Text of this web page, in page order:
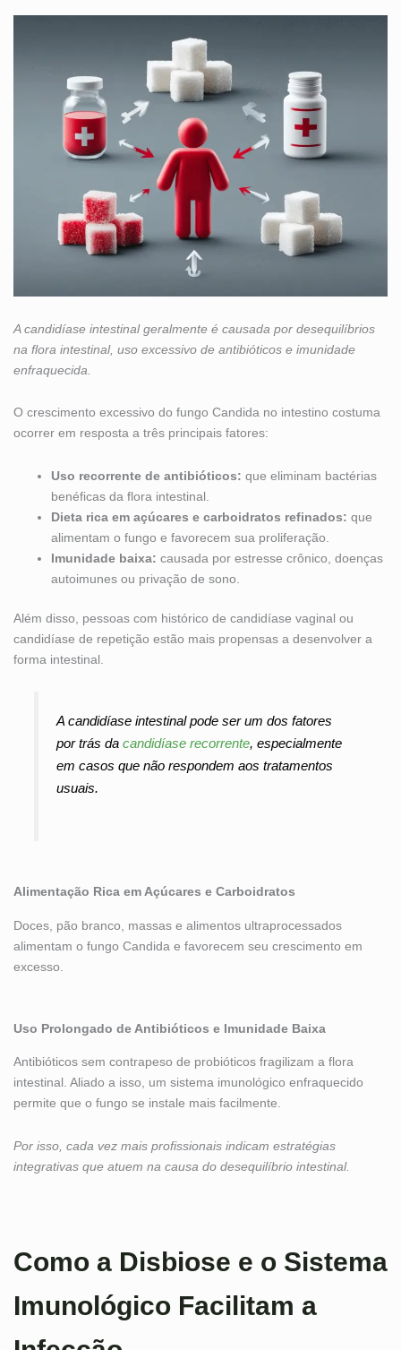
A candidíase intestinal geralmente é causada por desequilíbrios
na flora intestinal, uso excessivo de antibióticos e imunidade
enfraquecida.
O crescimento excessivo do fungo Candida no intestino costuma
ocorrer em resposta a três principais fatores:
Uso recorrente de antibióticos: que eliminam bactérias
benéficas da flora intestinal.
Dieta rica em açúcares e carboidratos refinados: que
alimentam o fungo e favorecem sua proliferação.
Imunidade baixa: causada por estresse crônico, doenças
autoimunes ou privação de sono.
Além disso, pessoas com histórico de candidíase vaginal ou
candidíase de repetição estão mais propensas a desenvolver a
forma intestinal.
A candidíase intestinal pode ser um dos fatores
por trás dacandidíase recorrente, especialmente
em casos que não respondem aos tratamentos
usuais.
Alimentação Rica em Açúcares e Carboidratos
Doces, pão branco, massas e alimentos ultraprocessados
alimentam o fungo Candida e favorecem seu crescimento em
excesso.
Uso Prolongado de Antibióticos e Imunidade Baixa
Antibióticos sem contrapeso de probióticos fragilizam a flora
intestinal. Aliado a isso, um sistema imunológico enfraquecido
permite que o fungo se instale mais facilmente.
Por isso, cada vez mais profissionais indicam estratégias
integrativas que atuem na causa do desequilíbrio intestinal.
Como a Disbiose e o Sistema
Imunológico Facilitam a